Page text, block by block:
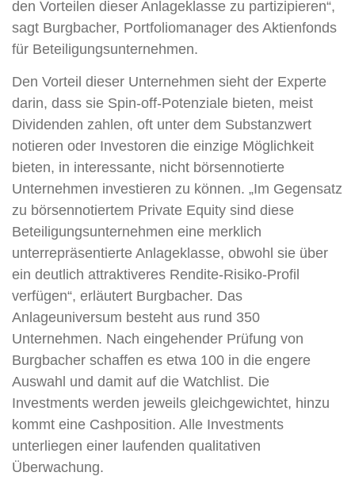
den Vorteilen dieser Anlageklasse zu partizipieren“,
sagt Burgbacher, Portfoliomanager des Aktienfonds
für Beteiligungsunternehmen.
Den Vorteil dieser Unternehmen sieht der Experte
darin, dass sie Spin-off-Potenziale bieten, meist
Dividenden zahlen, oft unter dem Substanzwert
notieren oder Investoren die einzige Möglichkeit
bieten, in interessante, nicht börsennotierte
Unternehmen investieren zu können. „Im Gegensatz
zu börsennotiertem Private Equity sind diese
Beteiligungsunternehmen eine merklich
unterrepräsentierte Anlageklasse, obwohl sie über
ein deutlich attraktiveres Rendite-Risiko-Profil
verfügen“, erläutert Burgbacher. Das
Anlageuniversum besteht aus rund 350
Unternehmen. Nach eingehender Prüfung von
Burgbacher schaffen es etwa 100 in die engere
Auswahl und damit auf die Watchlist. Die
Investments werden jeweils gleichgewichtet, hinzu
kommt eine Cashposition. Alle Investments
unterliegen einer laufenden qualitativen
Überwachung.